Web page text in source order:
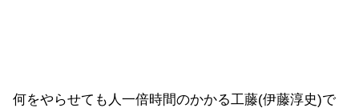
何をやらせても人一倍時間のかかる工藤(伊藤淳史)で